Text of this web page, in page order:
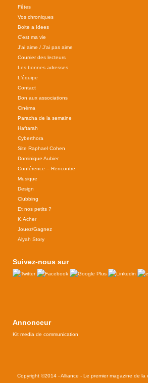
Fêtes
Vos chroniques
Boite a Idees
C'est ma vie
J'ai aime / J'ai pas aime
Courrier des lecteurs
Les bonnes adresses
L'équipe
Contact
Don aux associations
Cinéma
Paracha de la semaine
Haftarah
Cyberthora
Site Raphael Cohen
Dominique Aubier
Conférence – Rencontre
Musique
Design
Clubbing
Et nos petits ?
K.Acher
Jouez/Gagnez
Alyah Story
Suivez-nous sur
Annonceur
Kit media de communication
Copyright ©2014 - Alliance - Le premier magazine de la